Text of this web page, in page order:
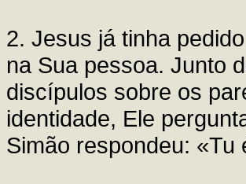
2. Jesus já tinha
na Sua pessoa. Junto
discípulos sobre os
identidade, Ele
Simão respondeu: